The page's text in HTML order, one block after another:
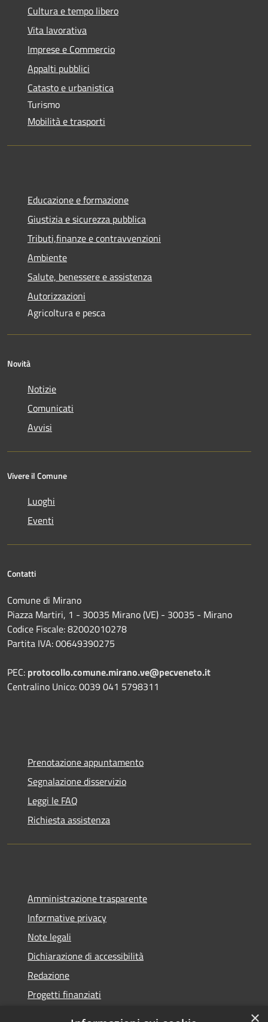
Cultura e tempo libero
Vita lavorativa
Imprese e Commercio
Appalti pubblici
Catasto e urbanistica
Turismo
Mobilità e trasporti
Educazione e formazione
Giustizia e sicurezza pubblica
Tributi,finanze e contravvenzioni
Ambiente
Salute, benessere e assistenza
Autorizzazioni
Agricoltura e pesca
Novità
Notizie
Comunicati
Avvisi
Vivere il Comune
Luoghi
Eventi
Contatti
Comune di Mirano
Piazza Martiri, 1 - 30035 Mirano (VE) - 30035 - Mirano
Codice Fiscale: 82002010278
Partita IVA: 00649390275
PEC: protocollo.comune.mirano.ve@pecveneto.it
Centralino Unico: 0039 041 5798311
Prenotazione appuntamento
Segnalazione disservizio
Leggi le FAQ
Richiesta assistenza
Amministrazione trasparente
Informative privacy
Note legali
Dichiarazione di accessibilità
Redazione
Progetti finanziati
×